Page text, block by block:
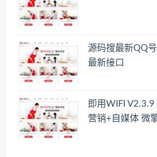
源码搜最新QQ
最新接口
即用WIFI
营销+自媒体 微